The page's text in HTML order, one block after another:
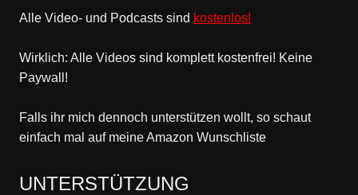
Alle Video- und Podcasts sind kostenlos!
Wirklich: Alle Videos sind komplett kostenfrei! Keine
Paywall!
Falls ihr mich dennoch unterstützen wollt, so schaut
einfach mal auf meine Amazon Wunschliste
UNTERSTÜTZUNG